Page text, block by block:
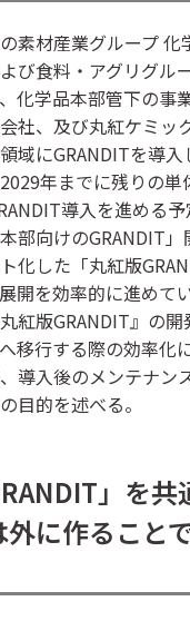
素材産業グループ 化
び食料・アグリグル
化学品本部管下の事
社、及び丸紅ケミッ
域にGRANDITを導入
年までに残りの
導入を進める予
部向けのGRANDIT
化した「丸紅版
開を効率的に進めて
紅版GRANDIT』の開
移行する際の効率化
導入後のメンテナン
目的を述べる。
」を
に作ること